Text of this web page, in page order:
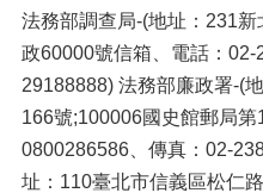
法務部調查局-(地址：231
政60000號信箱、電話：
29188888) 法務部廉政署-(
166號;100006國史館郵局第
0800286586、傳真：02-
址：110臺北市信義區松仁